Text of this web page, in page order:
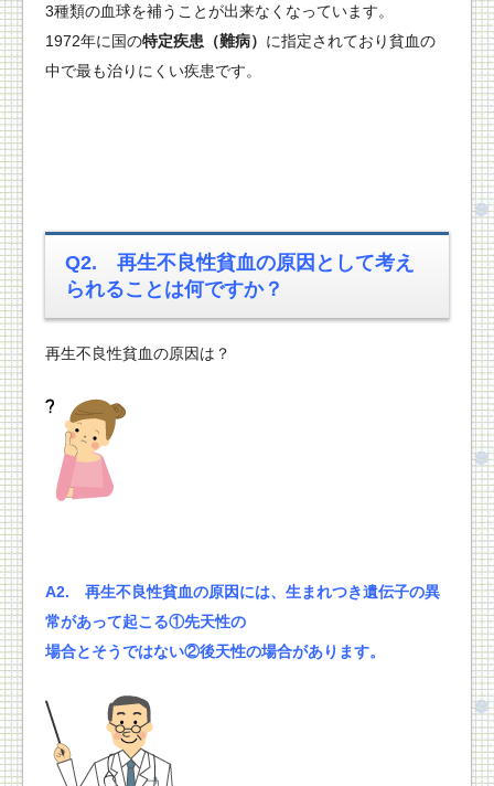
3種類の血球を補うことが出来なくなっています。
1972年に国の特定疾患（難病） に指定されており貧血の
中で最も治りにくい疾患です。
Q2.再生不良性貧血の原因として考え
られることは何ですか？
再生不良性貧血の原因は？
A2. 再生不良性貧血の原因には、生まれつき遺伝子の異
常があって起こる①先天性の
場合とそうではない②後天性の場合があります。